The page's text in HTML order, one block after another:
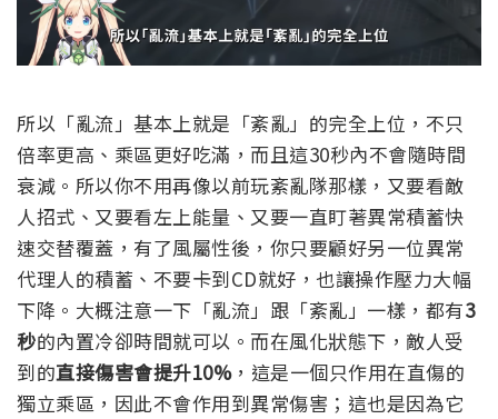
所以「亂流」基本上就是「紊亂」的完全上位，不只
倍率更高、乘區更好吃滿，而且這30秒內不會隨時間
衰減。所以你不用再像以前玩紊亂隊那樣，又要看敵
人招式、又要看左上能量、又要一直盯著異常積蓄快
速交替覆蓋，有了風屬性後，你只要顧好另一位異常
代理人的積蓄、不要卡到CD就好，也讓操作壓力大幅
下降。大概注意一下「亂流」跟「紊亂」一樣，都有3
秒的內置冷卻時間就可以。 而在風化狀態下，敵人受
到的直接傷害會提升10%，這是一個只作用在直傷的
獨立乘區，因此不會作用到異常傷害；這也是因為它